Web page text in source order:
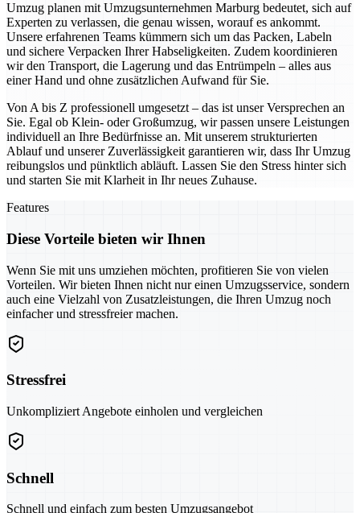
Umzug planen mit Umzugsunternehmen Marburg bedeutet, sich auf
Experten zu verlassen, die genau wissen, worauf es ankommt.
Unsere erfahrenen Teams kümmern sich um das Packen, Labeln
und sichere Verpacken Ihrer Habseligkeiten. Zudem koordinieren
wir den Transport, die Lagerung und das Entrümpeln – alles aus
einer Hand und ohne zusätzlichen Aufwand für Sie.
Von A bis Z professionell umgesetzt – das ist unser Versprechen an
Sie. Egal ob Klein- oder Großumzug, wir passen unsere Leistungen
individuell an Ihre Bedürfnisse an. Mit unserem strukturierten
Ablauf und unserer Zuverlässigkeit garantieren wir, dass Ihr Umzug
reibungslos und pünktlich abläuft. Lassen Sie den Stress hinter sich
und starten Sie mit Klarheit in Ihr neues Zuhause.
Features
Diese Vorteile bieten wir Ihnen
Wenn Sie mit uns umziehen möchten, profitieren Sie von vielen
Vorteilen. Wir bieten Ihnen nicht nur einen Umzugsservice, sondern
auch eine Vielzahl von Zusatzleistungen, die Ihren Umzug noch
einfacher und stressfreier machen.
Stressfrei
Unkompliziert Angebote einholen und vergleichen
Schnell
Schnell und einfach zum besten Umzugsangebot